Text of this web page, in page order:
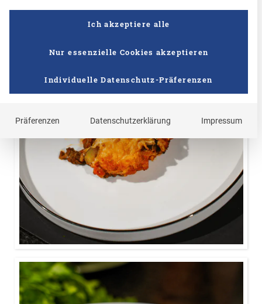
50 Minuten
Herzhaft, saftig und aus dem Ofen: Der Knödelinos®-
mit knusprig gebackenen Knödelinos und einer
goldenen Käseschicht. Ein echtes Wohlfühlgericht,
Zubereitung punktet – ideal für die ganze Familie.
Ich akzeptiere alle
Nur essenzielle Cookies akzeptieren
Individuelle Datenschutz-Präferenzen
Präferenzen Datenschutzerklärung Impressum